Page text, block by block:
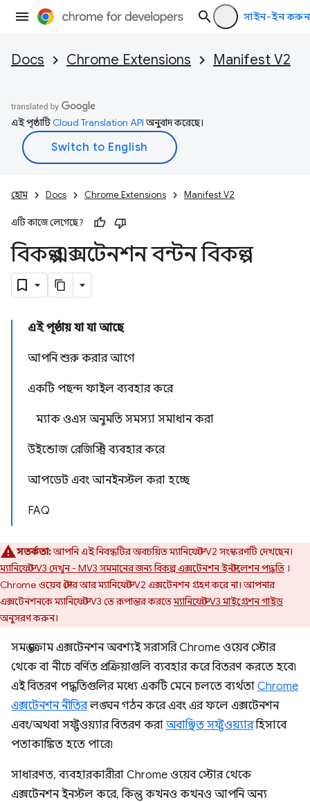
সাইন-ইন করুন
Docs Chrome Extensions Manifest V2
এই পৃষ্ঠাটিCloud Translation APIঅনুবাদ করেছে।
হোম Docs Chrome Extensions Manifest V2
এটি কাজে লেগেছে?
বিকল্প এক্সটেনশন বন্টন বিকল্প
এই পৃষ্ঠায় যা যা আছে
আপনি শুরু করার আগে
একটি পছন্দ ফাইল ব্যবহার করে
ম্যাক ওএস অনুমতি সমস্যা সমাধান করা
উইন্ডোজ রেজিস্ট্রি ব্যবহার করে
আপডেট এবং আনইনস্টল করা হচ্ছে
FAQ
সতর্কতা:আপনি এই নিবন্ধটির অবচয়িত ম্যানিফেস্ট V2 সংস্করণটি দেখছেন।
ম্যানিফেস্ট V3 দেখুন - MV3 সমমানের জন্য বিকল্প এক্সটেনশন ইনস্টলেশন পদ্ধতি ।
Chrome ওয়েব স্টোর আর ম্যানিফেস্ট V2 এক্সটেনশন গ্রহণ করে না। আপনার
এক্সটেনশনকে ম্যানিফেস্ট V3 তে রূপান্তর করতেম্যানিফেস্ট V3 মাইগ্রেশন গাইড
অনুসরণ করুন।
সমস্ত ক্রোম এক্সটেনশন অবশ্যই সরাসরি Chrome ওয়েব স্টোর
থেকে বা নীচে বর্ণিত প্রক্রিয়াগুলি ব্যবহার করে বিতরণ করতে হবে৷
এই বিতরণ পদ্ধতিগুলির মধ্যে একটি মেনে চলতে ব্যর্থতা Chrome
এক্সটেনশন নীতিরলঙ্ঘন গঠন করে এবং এর ফলে এক্সটেনশন
এবং/অথবা সফ্টওয়্যার বিতরণ করা অবাঞ্ছিত সফ্টওয়্যারহিসাবে
পতাকাঙ্কিত হতে পারে৷
সাধারণত, ব্যবহারকারীরা Chrome ওয়েব স্টোর থেকে
এক্সটেনশন ইনস্টল করে, কিন্তু কখনও কখনও আপনি অন্য